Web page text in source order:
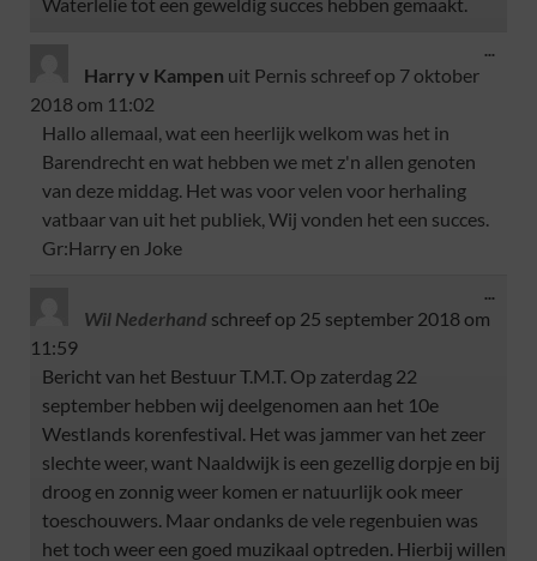
Harry v Kampen uit Pernis schreef op 7 oktober
2018 om 11:02
Hallo allemaal, wat een heerlijk welkom was het in
Barendrecht en wat hebben we met z'n allen genoten
van deze middag. Het was voor velen voor herhaling
vatbaar van uit het publiek, Wij vonden het een succes.
Gr:Harry en Joke
...
Wil Nederhand schreef op 25 september 2018 om
11:59
Bericht van het Bestuur T.M.T. Op zaterdag 22
september hebben wij deelgenomen aan het 10e
Westlands korenfestival. Het was jammer van het zeer
slechte weer, want Naaldwijk is een gezellig dorpje en bij
droog en zonnig weer komen er natuurlijk ook meer
toeschouwers. Maar ondanks de vele regenbuien was
het toch weer een goed muzikaal optreden. Hierbij willen
...